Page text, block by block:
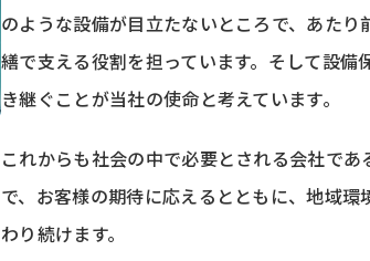
のような設備が目立たないところで、あた
繕で支える役割を担っています。そして設
き継ぐことが当社の使命と考えています。
これからも社会の中で必要とされる会社で
で、お客様の期待に応えるとともに、地域
わり続けます。